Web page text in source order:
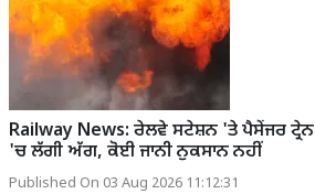
Railway News: ਰੇਲਵੇ ਸਟੇਸ਼ਨ 'ਤੇ ਪੈਸੇਂਜਰ ਟ੍ਰੇਨ
'ਚ ਲੱਗੀ ਅੱਗ, ਕੋਈ ਜਾਨੀ ਨੁਕਸਾਨ ਨਹੀਂ
Published On 03 Aug 2026 11:12:31